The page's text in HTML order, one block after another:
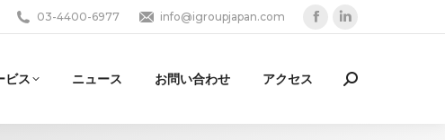
03-4400-6977 info@igroupjapan.com
opensopens
ビス ニュース お問い合わせ アクセス Search: